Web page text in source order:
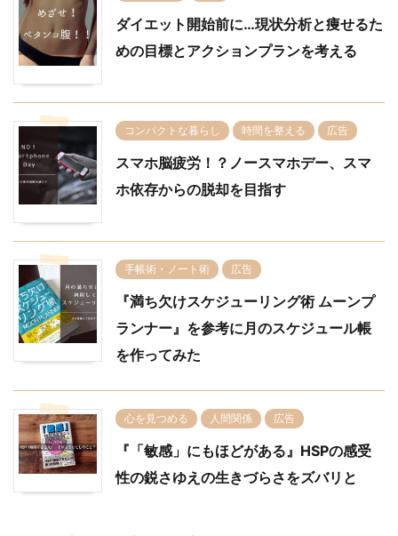
ダイエット開始前に…現状分析と痩せるた
めの目標とアクションプランを考える
コンパクトな暮らし 時間を整える 広告
スマホ脳疲労！？ノースマホデー、スマ
ホ依存からの脱却を目指す
手帳術・ノート術 広告
『満ち欠けスケジューリング術 ムーンプ
ランナー』を参考に月のスケジュール帳
を作ってみた
心を見つめる 人間関係 広告
『「敏感」にもほどがある』HSPの感受
性の鋭さゆえの生きづらさをズバリと